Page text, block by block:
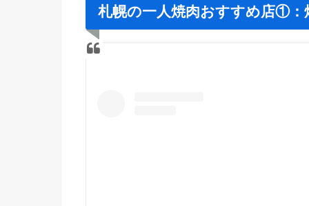
札幌の一人焼肉おすすめ店①：